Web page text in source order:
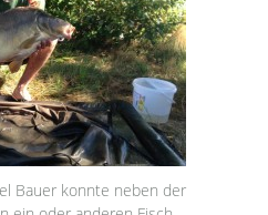
Bauer konnte neben der